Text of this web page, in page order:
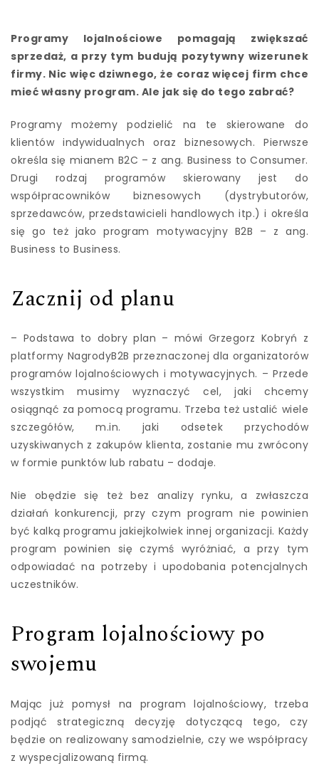
Programy lojalnościowe pomagają zwiększać
sprzedaż, a przy tym budują pozytywny wizerunek
firmy. Nic więc dziwnego, że coraz więcej firm chce
mieć własny program. Ale jak się do tego zabrać?
Programy możemy podzielić na te skierowane do
klientów indywidualnych oraz biznesowych. Pierwsze
określa się mianem B2C – z ang. Business to Consumer.
Drugi rodzaj programów skierowany jest do
współpracowników biznesowych (dystrybutorów,
sprzedawców, przedstawicieli handlowych itp.) i określa
się go też jako program motywacyjny B2B – z ang.
Business to Business.
Zacznij od planu
– Podstawa to dobry plan – mówi Grzegorz Kobryń z
platformy NagrodyB2B przeznaczonej dla organizatorów
programów lojalnościowych i motywacyjnych. – Przede
wszystkim musimy wyznaczyć cel, jaki chcemy
osiągnąć za pomocą programu. Trzeba też ustalić wiele
szczegółów, m.in. jaki odsetek przychodów
uzyskiwanych z zakupów klienta, zostanie mu zwrócony
w formie punktów lub rabatu – dodaje.
Nie obędzie się też bez analizy rynku, a zwłaszcza
działań konkurencji, przy czym program nie powinien
być kalką programu jakiejkolwiek innej organizacji. Każdy
program powinien się czymś wyróżniać, a przy tym
odpowiadać na potrzeby i upodobania potencjalnych
uczestników.
Program lojalnościowy po
swojemu
Mając już pomysł na program lojalnościowy, trzeba
podjąć strategiczną decyzję dotyczącą tego, czy
będzie on realizowany samodzielnie, czy we współpracy
z wyspecjalizowaną firmą.